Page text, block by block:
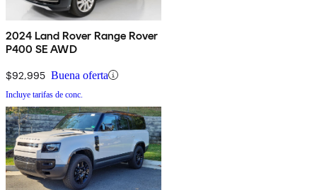
2024 Land Rover Range Rover
P400 SE AWD
$92,995 Buena oferta
Incluye tarifas de conc.